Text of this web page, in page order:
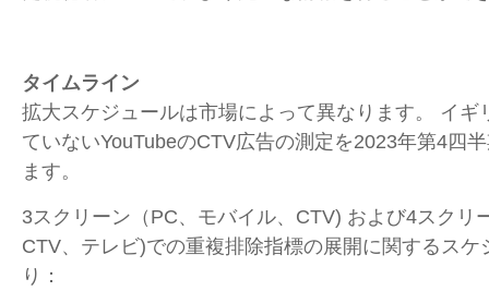
タイムライン
拡大スケジュールは市場によって異なります。 イギ
ていないYouTubeのCTV広告の測定を2023年第4四
ます。
3スクリーン（PC、モバイル、 CTV) および4スクリ
CTV、テレビ)での重複排除指標の展開に関するスケ
り：